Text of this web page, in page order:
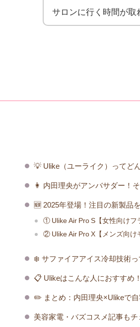
サロンに行く時間が
💡 Ulike（ユーライク）ってど
👩 内田理央がアンバサダー！
🆕 2025年登場！注目の新製品
① Ulike Air Pro S【女性向けフ
② Ulike Air Pro X【メンズ向け
❄️ サファイアアイス冷却技術っ
📋 Ulikeはこんな人におすすめ！
✏️ まとめ：内田理央×Ulikeで
美容家電・バズコスメ記事もチ